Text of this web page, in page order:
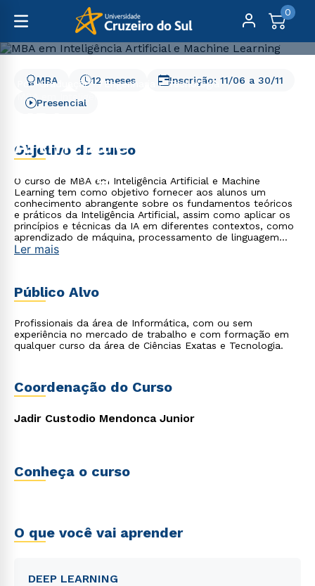
0
Pós-Graduação
Engenharia e Tecnologia
MBA em Inteligência Artificial e Machine Learning
Artificial e Machine
Learning
12 meses
MBA
Presencial
Inscrição: 11/06 a 30/11
Objetivo do curso
O curso de MBA em Inteligência Artificial e Machine
Learning tem como objetivo fornecer aos alunos um
conhecimento abrangente sobre os fundamentos teóricos
e práticos da Inteligência Artificial, assim como aplicar os
princípios e técnicas da IA em diferentes contextos, como
aprendizado de máquina, processamento de linguagem
natural, visão computacional e deep learning.
Ler mais
Público Alvo
Profissionais da área de Informática, com ou sem
experiência no mercado de trabalho e com formação em
qualquer curso da área de Ciências Exatas e Tecnologia.
Coordenação do Curso
Jadir Custodio Mendonca Junior
Conheça o curso
O que você vai aprender
DEEP LEARNING